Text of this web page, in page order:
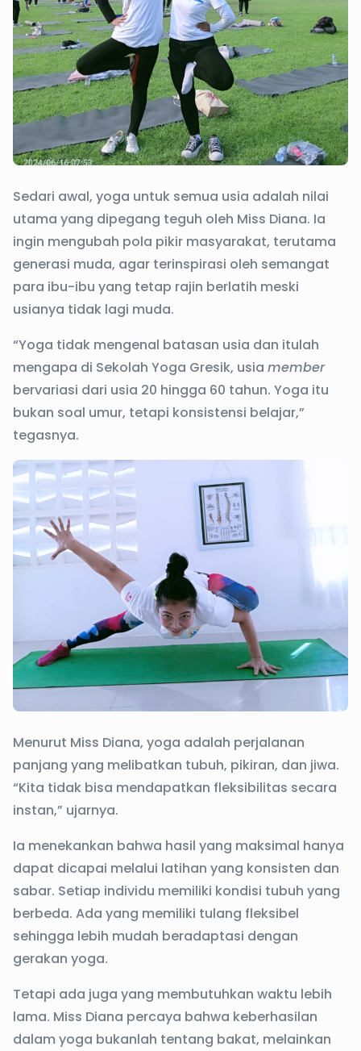
Sedari awal, yoga untuk semua usia adalah nilai
utama yang dipegang teguh oleh Miss Diana. Ia
ingin mengubah pola pikir masyarakat, terutama
generasi muda, agar terinspirasi oleh semangat
para ibu-ibu yang tetap rajin berlatih meski
usianya tidak lagi muda.
“Yoga tidak mengenal batasan usia dan itulah
mengapa di Sekolah Yoga Gresik, usia member
bervariasi dari usia 20 hingga 60 tahun. Yoga itu
bukan soal umur, tetapi konsistensi belajar,”
tegasnya.
Menurut Miss Diana, yoga adalah perjalanan
panjang yang melibatkan tubuh, pikiran, dan jiwa.
“Kita tidak bisa mendapatkan fleksibilitas secara
instan,” ujarnya.
Ia menekankan bahwa hasil yang maksimal hanya
dapat dicapai melalui latihan yang konsisten dan
sabar. Setiap individu memiliki kondisi tubuh yang
berbeda. Ada yang memiliki tulang fleksibel
sehingga lebih mudah beradaptasi dengan
gerakan yoga.
Tetapi ada juga yang membutuhkan waktu lebih
lama. Miss Diana percaya bahwa keberhasilan
dalam yoga bukanlah tentang bakat, melainkan